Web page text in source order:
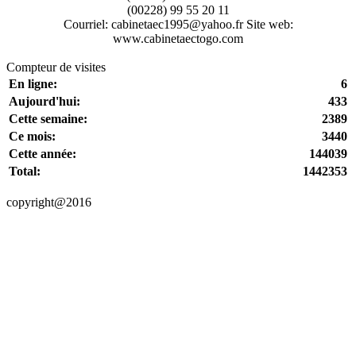
(00228) 99 55 20 11
Courriel: cabinetaec1995@yahoo.fr Site web:
www.cabinetaectogo.com
Compteur de visites
En ligne:
6
Aujourd'hui:
433
Cette semaine:
2389
Ce mois:
3440
Cette année:
144039
Total:
1442353
copyright@2016